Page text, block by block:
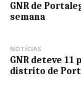
GNR de
semana
NOTÍCIAS
GNR deteve 11
distrito de